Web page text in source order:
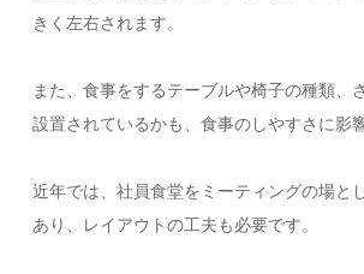
きく左右されます。
また、食事をするテーブルや椅子の種類、
設置されているかも、食事のしやすさに影
近年では、社員食堂をミーティングの場と
あり、レイアウトの工夫も必要です。